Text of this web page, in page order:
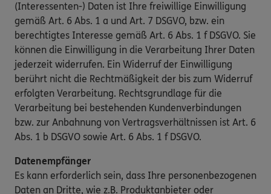
(Interessenten-) Daten ist Ihre freiwillige Einwilligung
gemäß Art. 6 Abs. 1 a und Art. 7 DSGVO, bzw. ein
berechtigtes Interesse gemäß Art. 6 Abs. 1 f DSGVO. Sie
können die Einwilligung in die Verarbeitung Ihrer Daten
jederzeit widerrufen. Ein Widerruf der Einwilligung
berührt nicht die Rechtmäßigkeit der bis zum Widerruf
erfolgten Verarbeitung. Rechtsgrundlage für die
Verarbeitung bei bestehenden Kundenverbindungen
bzw. zur Anbahnung von Vertragsverhältnissen ist Art. 6
Abs. 1 b DSGVO sowie Art. 6 Abs. 1 f DSGVO.
Datenempfänger
Es kann erforderlich sein, dass Ihre personenbezogenen
Daten an Dritte, wie z.B. Produktanbieter oder